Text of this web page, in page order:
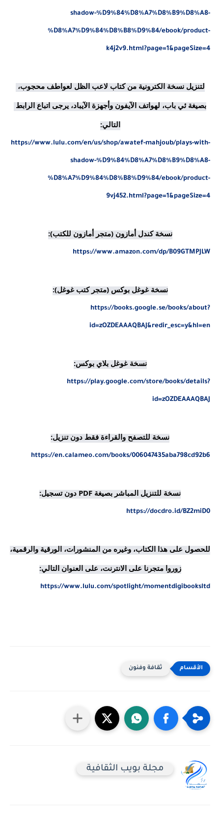
shadow-%D9%84%D8%A7%D8%B9%D8%A8-
%D8%A7%D9%84%D8%B8%D9%84/ebook/product-
k4j2v9.html?page=1&pageSize=4
لتنزيل نسخة الكترونية من كتاب لاعب الظل لعواطف محجوب،
بصيغة ئي باب، لهواتف الآيفون وأجهزة الآيباد، يرجى اتباع الرابط
التالي:
https://www.lulu.com/en/us/shop/awatef-mahjoub/plays-with-
shadow-%D9%84%D8%A7%D8%B9%D8%A8-
%D8%A7%D9%84%D8%B8%D9%84/ebook/product-
9vj452.html?page=1&pageSize=4
نسخة كندل أمازون (متجر أمازون للكتب):
https://www.amazon.com/dp/B09GTMPJLW
نسخة غوغل بوكس (متجر كتب غوغل):
https://books.google.se/books/about?
id=zOZDEAAAQBAJ&redir_esc=y&hl=en
نسخة غوغل بلاي بوكس:
https://play.google.com/store/books/details?
id=zOZDEAAAQBAJ
نسخة للتصفح والقراءة فقط دون تنزيل:
https://en.calameo.com/books/006047435aba798cd92b6
نسخة للتنزيل المباشر بصيغة PDF دون تسجيل:
https://docdro.id/BZ2miD0
زوروا متجرنا على الانترنت، على العنوان التالي:
https://www.lulu.com/spotlight/momentdigibooksltd
ثقافة وفنون
مجلة بويب الثقافية